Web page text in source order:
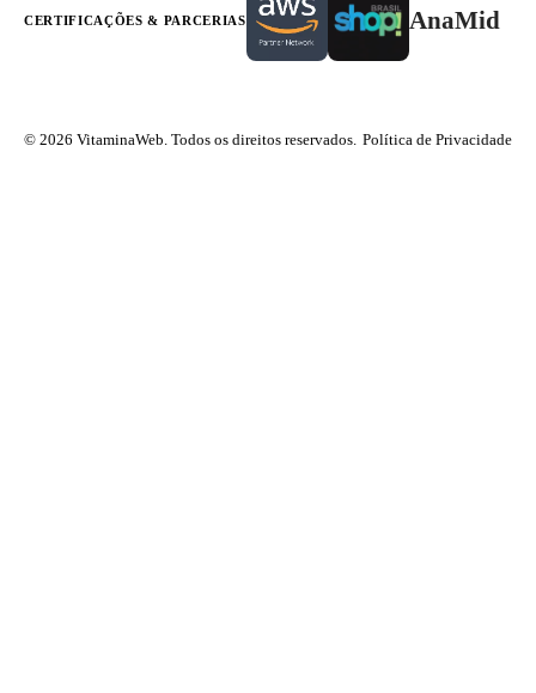
CERTIFICAÇÕES & PARCERIAS AnaMid
© 2026 VitaminaWeb. Todos os direitos reservados. Política de Privacidade